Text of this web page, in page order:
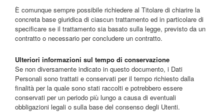
È comunque sempre possibile richiedere al Titolare di chiarire la
concreta base giuridica di ciascun trattamento ed in particolare di
specificare se il trattamento sia basato sulla legge, previsto da un
contratto o necessario per concludere un contratto.
Ulteriori informazioni sul tempo di conservazione
Se non diversamente indicato in questo documento, i Dati
Personali sono trattati e conservati per il tempo richiesto dalla
finalità per la quale sono stati raccolti e potrebbero essere
conservati per un periodo più lungo a causa di eventuali
obbligazioni legali o sulla base del consenso degli Utenti.